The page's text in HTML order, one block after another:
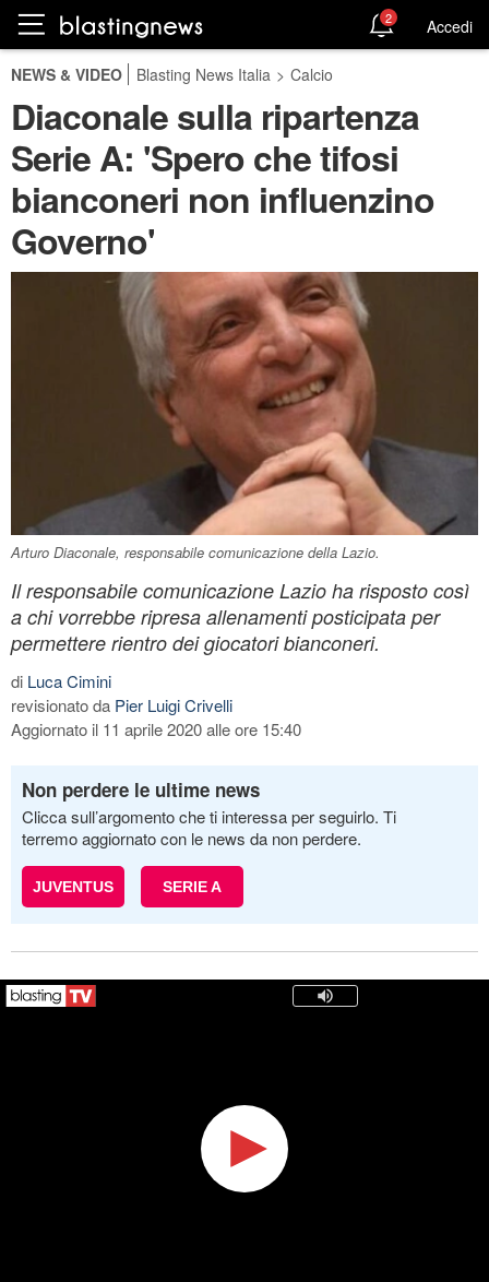
2 Accedi
NEWS & VIDEO Blasting News Italia > Calcio
Diaconale sulla ripartenza
Serie A: 'Spero che tifosi
bianconeri non influenzino
Governo'
Arturo Diaconale, responsabile comunicazione della Lazio.
Il responsabile comunicazione Lazio ha risposto così
a chi vorrebbe ripresa allenamenti posticipata per
permettere rientro dei giocatori bianconeri.
di Luca Cimini
revisionato da Pier Luigi Crivelli
Aggiornato il 11 aprile 2020 alle ore 15:40
Non perdere le ultime news
Clicca sull’argomento che ti interessa per seguirlo. Ti
terremo aggiornato con le news da non perdere.
JUVENTUS SERIE A